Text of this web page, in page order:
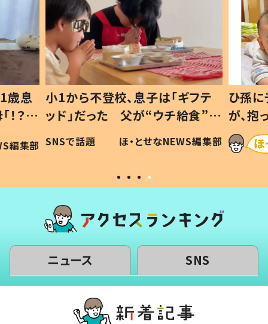
歳息
？」
編集部
小1から不登校、息子は「ギフテ
ッド」だった 父が“ウチ給食”を
作り続ける理由とは #令和の親
#令和の子
SNSで話題 ほ・とせなNEWS編集部
ひ孫
が、
「涙が
い」
ニュース SNS